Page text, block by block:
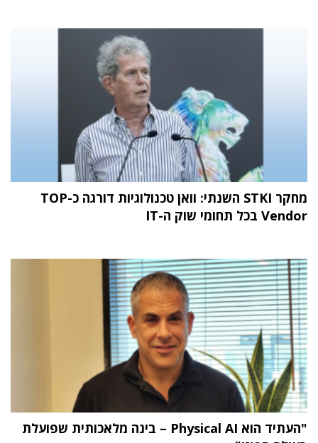
מחקר STKI השנתי: וואן טכנולוגיות דורגה כ-TOP
Vendor בכל תחומי שוק ה-IT
"העתיד הוא Physical AI – בינה מלאכותית שפועלת